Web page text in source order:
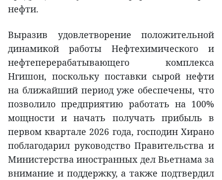
нефти.
Выразив удовлетворение положительной
динамикой работы Нефтехимического и
нефтеперерабатывающего комплекса
Нгишон, поскольку поставки сырой нефти
на ближайший период уже обеспечены, что
позволило предприятию работать на 100%
мощности и начать получать прибыль в
первом квартале 2026 года, господин Хирано
поблагодарил руководство Правительства и
Министерства иностранных дел Вьетнама за
внимание и поддержку, а также подтвердил